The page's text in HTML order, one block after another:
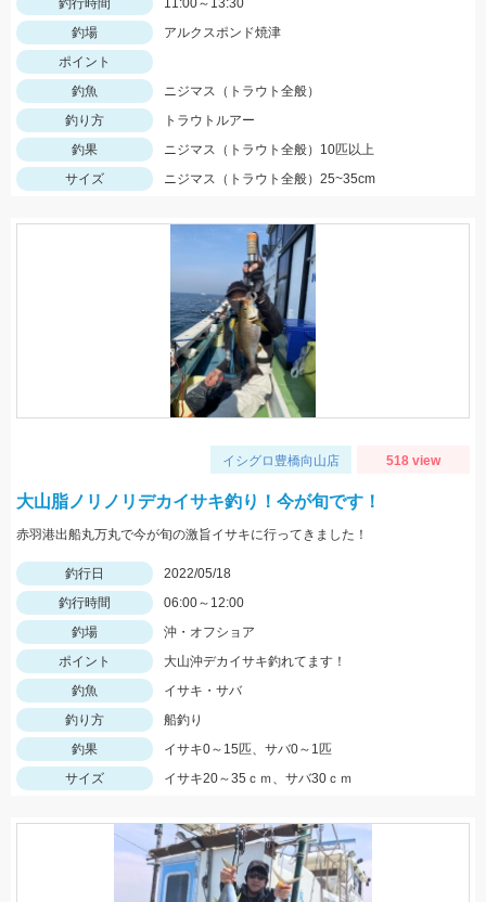
釣行時間
11:00～13:30
釣場
アルクスポンド焼津
ポイント
釣魚
ニジマス（トラウト全般）
釣り方
トラウトルアー
釣果
ニジマス（トラウト全般）10匹以上
サイズ
ニジマス（トラウト全般）25~35cm
イシグロ豊橋向山店 518 view
大山脂ノリノリデカイサキ釣り！今が旬です！
赤羽港出船丸万丸で今が旬の激旨イサキに行ってきました！
釣行日
2022/05/18
釣行時間
06:00～12:00
釣場
沖・オフショア
ポイント
大山沖デカイサキ釣れてます！
釣魚
イサキ・サバ
釣り方
船釣り
釣果
イサキ0～15匹、サバ0～1匹
サイズ
イサキ20～35ｃｍ、サバ30ｃｍ